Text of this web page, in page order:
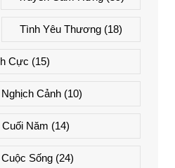
Tình Yêu Thương(18)
Cực (15)
Cảnh (10)
Năm (14)
Sống(24)